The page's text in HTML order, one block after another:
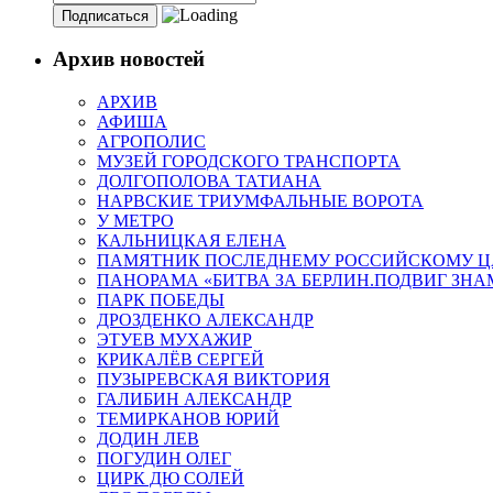
Архив новостей
АРХИВ
АФИША
АГРОПОЛИС
МУЗЕЙ ГОРОДСКОГО ТРАНСПОРТА
ДОЛГОПОЛОВА ТАТИАНА
НАРВСКИЕ ТРИУМФАЛЬНЫЕ ВОРОТА
У МЕТРО
КАЛЬНИЦКАЯ ЕЛЕНА
ПАМЯТНИК ПОСЛЕДНЕМУ РОССИЙСКОМУ
ПАНОРАМА «БИТВА ЗА БЕРЛИН.ПОДВИГ
ПАРК ПОБЕДЫ
ДРОЗДЕНКО АЛЕКСАНДР
ЭТУЕВ МУХАЖИР
КРИКАЛЁВ СЕРГЕЙ
ПУЗЫРЕВСКАЯ ВИКТОРИЯ
ГАЛИБИН АЛЕКСАНДР
ТЕМИРКАНОВ ЮРИЙ
ДОДИН ЛЕВ
ПОГУДИН ОЛЕГ
ЦИРК ДЮ СОЛЕЙ